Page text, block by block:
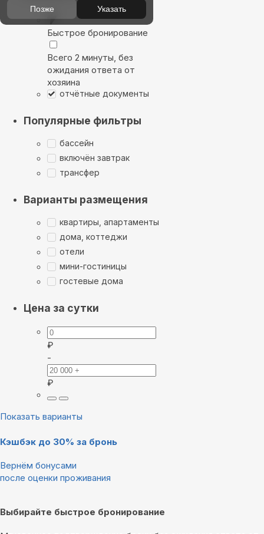
Быстрое бронирование
Всего 2 минуты, без
ожидания ответа от
хозяина
отчётные документы
Популярные фильтры
бассейн
включён завтрак
трансфер
Варианты размещения
квартиры, апартаменты
дома, коттеджи
отели
мини-гостиницы
гостевые дома
Цена за сутки
₽
-
₽
Показать варианты
Кэшбэк до 30% за бронь
Вернём бонусами
после оценки проживания
Выбирайте быстрое бронирование
Позже Указать